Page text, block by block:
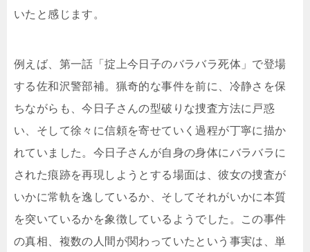
いたと感じます。
例えば、第一話「掟上今日子のバラバラ死体」で登場
する佐和沢警部補。猟奇的な事件を前に、冷静さを保
ちながらも、今日子さんの型破りな捜査方法に戸惑
い、そして徐々に信頼を寄せていく過程が丁寧に描か
れていました。今日子さんが自身の身体にバラバラに
された痕跡を再現しようとする場面は、彼女の捜査が
いかに常軌を逸しているか、そしてそれがいかに本質
を突いているかを象徴しているようでした。この事件
の真相、複数の人間が関わっていたという事実は、単